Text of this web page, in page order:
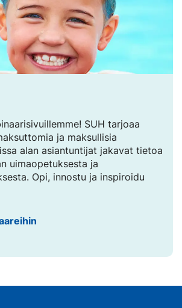
SUH tarjoaa
ja maksullisia
alan asiantuntijat jakavat tietoa
uimaopetuksesta ja
Opi, innostu ja inspiroidu